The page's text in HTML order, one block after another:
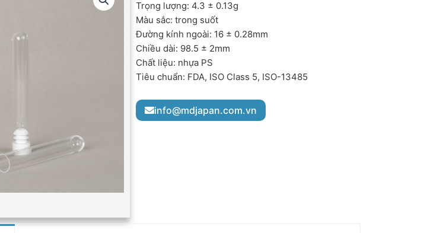
Trọng lượng: 4.3 ± 0.13g
Màu sắc: trong suốt
Đường kính ngoài: 16 ± 0.28mm
Chiều dài: 98.5 ± 2mm
Chất liệu: nhựa PS
Tiêu chuẩn: FDA, ISO Class 5, ISO-13485
info@mdjapan.com.vn